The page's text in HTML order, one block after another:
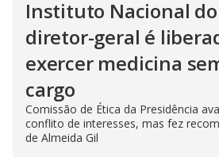
Instituto Nacional do
diretor-geral é
exercer medicina
cargo
Comissão de Ética da Presidência
conflito de interesses, mas fez
de Almeida Gil